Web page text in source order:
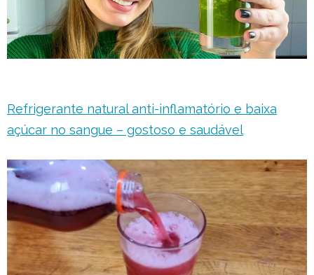
Refrigerante natural anti-inflamatório e baixa
açúcar no sangue – gostoso e saudável